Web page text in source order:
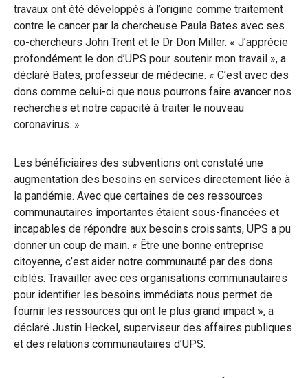
travaux ont été développés à l’origine comme traitement
contre le cancer par la chercheuse Paula Bates avec ses
co-chercheurs John Trent et le Dr Don Miller. « J’apprécie
profondément le don d’UPS pour soutenir mon travail », a
déclaré Bates, professeur de médecine. « C’est avec des
dons comme celui-ci que nous pourrons faire avancer nos
recherches et notre capacité à traiter le nouveau
coronavirus. »
Les bénéficiaires des subventions ont constaté une
augmentation des besoins en services directement liée à
la pandémie. Avec que certaines de ces ressources
communautaires importantes étaient sous-financées et
incapables de répondre aux besoins croissants, UPS a pu
donner un coup de main. « Être une bonne entreprise
citoyenne, c’est aider notre communauté par des dons
ciblés. Travailler avec ces organisations communautaires
pour identifier les besoins immédiats nous permet de
fournir les ressources qui ont le plus grand impact », a
déclaré Justin Heckel, superviseur des affaires publiques
et des relations communautaires d’UPS.